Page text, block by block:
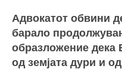
Адвокатот обвини
барало
образложение дека
од земјата дури и